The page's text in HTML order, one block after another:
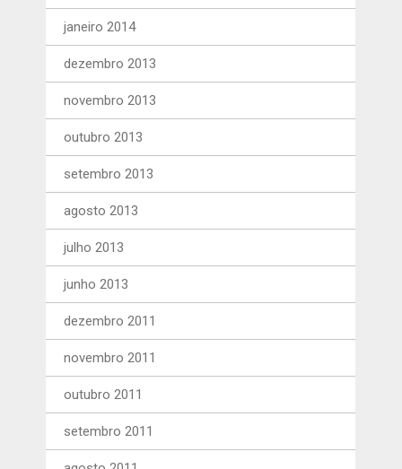
janeiro 2014
dezembro 2013
novembro 2013
outubro 2013
setembro 2013
agosto 2013
julho 2013
junho 2013
dezembro 2011
novembro 2011
outubro 2011
setembro 2011